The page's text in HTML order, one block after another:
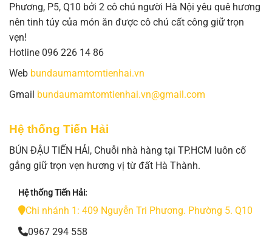
Phương, P5, Q10 bởi 2 cô chú người Hà Nội yêu quê hương
nên tinh túy của món ăn được cô chú cất công giữ trọn
vẹn!
Hotline 096 226 14 86
Web bundaumamtomtienhai.vn
Gmail bundaumamtomtienhai.vn@gmail.com
Hệ thống Tiến Hải
BÚN ĐẬU TIẾN HẢI, Chuỗi nhà hàng tại TP.HCM luôn cố
gắng giữ trọn vẹn hương vị từ đất Hà Thành.
Hệ thống Tiến Hải:
Chi nhánh 1: 409 Nguyễn Tri Phương. Phường 5. Q10
0967 294 558